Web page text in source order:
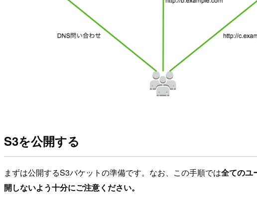
S3を公開する
まずは公開するS3バケットの準備です。なお、この手順では全てのユ
開しないよう十分にご注意ください。